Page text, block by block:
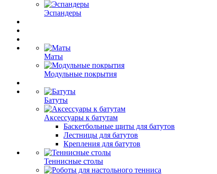
Эспандеры
Маты
Модульные покрытия
Батуты
Аксессуары к батутам
Баскетбольные щиты для батутов
Лестницы для батутов
Крепления для батутов
Теннисные столы